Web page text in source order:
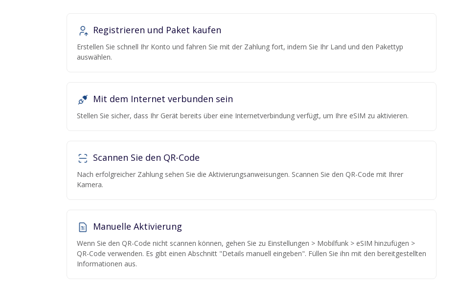
Registrieren und Paket kaufen
Erstellen Sie schnell Ihr Konto und fahren Sie mit der Zahlung fort, indem Sie Ihr Land und den Pakettyp
auswählen.
Mit dem Internet verbunden sein
Stellen Sie sicher, dass Ihr Gerät bereits über eine Internetverbindung verfügt, um Ihre eSIM zu aktivieren.
Scannen Sie den QR-Code
Nach erfolgreicher Zahlung sehen Sie die Aktivierungsanweisungen. Scannen Sie den QR-Code mit Ihrer
Kamera.
Manuelle Aktivierung
Wenn Sie den QR-Code nicht scannen können, gehen Sie zu Einstellungen > Mobilfunk > eSIM hinzufügen >
QR-Code verwenden. Es gibt einen Abschnitt "Details manuell eingeben". Füllen Sie ihn mit den bereitgestellten
Informationen aus.